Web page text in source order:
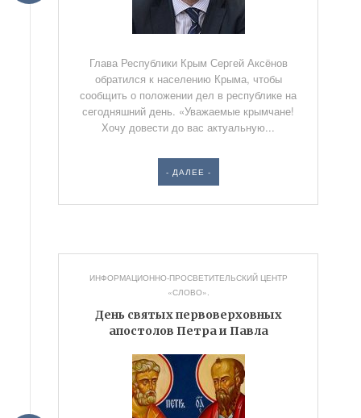
Глава Республики Крым Сергей Аксёнов
обратился к населению Крыма, чтобы
сообщить о положении дел в республике на
сегодняшний день. «Уважаемые крымчане!
Хочу довести до вас актуальную...
- ДАЛЕЕ -
ИНФОРМАЦИОННО-ПРОСВЕТИТЕЛЬСКИЙ ЦЕНТР
«СЛОВО».
День святых первоверховных
апостолов Петра и Павла